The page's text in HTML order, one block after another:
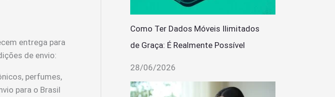
entrega para
de envio:
perfumes,
para o Brasil
Como Ter Dados Móveis Ilimitados
de Graça: É Realmente Possível
28/06/2026